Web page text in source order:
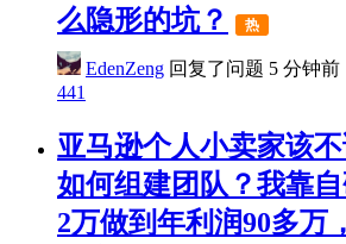
么隐形的坑？
热
EdenZeng 回复了问题 5 分钟前
441
亚马逊个人小卖家该不
如何组建团队？我靠
2万做到年利润90多万